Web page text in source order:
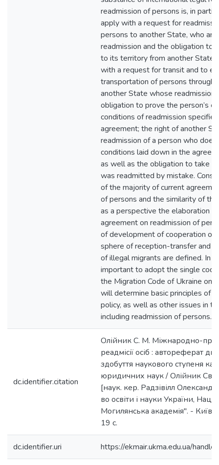
readmission of persons is, in
apply with a request for
persons to another State, who
readmission and the obligation to
to its territory from another State;
with a request for transit and to
transportation of persons through
another State whose readmission
obligation to prove the person’s
conditions of readmission
agreement; the right of another
readmission of a person who
conditions laid down in the
as well as the obligation to take
was readmitted by mistake.
of the majority of current
of persons and the similarity of
as a perspective the elaboration
agreement on readmission of
of development of cooperation of
sphere of reception-transfer and
of illegal migrants are defined. In
important to adopt the single
the Migration Code of Ukraine on
will determine basic principles of
policy, as well as other issues in
including readmission of persons.
dc.identifier.citation
Олійник С. М. Міжнародно-
реадмісії осіб : автореферат
здобуття наукового ступеня
юридичних наук / Олійник
[наук. кер. Радзівілл
во освіти і науки України,
Могилянська академія". - Київ
19 с.
dc.identifier.uri https://ekmair.ukma.edu.ua/